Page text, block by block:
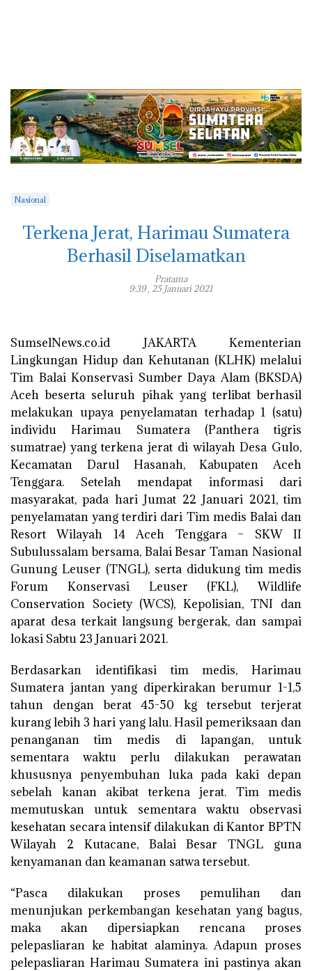
Nasional
Terkena Jerat, Harimau Sumatera
Berhasil Diselamatkan
Pratama
9:39 , 25 Januari 2021
SumselNews.co.id JAKARTA Kementerian
Lingkungan Hidup dan Kehutanan (KLHK) melalui
Tim Balai Konservasi Sumber Daya Alam (BKSDA)
Aceh beserta seluruh pihak yang terlibat berhasil
melakukan upaya penyelamatan terhadap 1 (satu)
individu Harimau Sumatera (Panthera tigris
sumatrae) yang terkena jerat di wilayah Desa Gulo,
Kecamatan Darul Hasanah, Kabupaten Aceh
Tenggara. Setelah mendapat informasi dari
masyarakat, pada hari Jumat 22 Januari 2021, tim
penyelamatan yang terdiri dari Tim medis Balai dan
Resort Wilayah 14 Aceh Tenggara – SKW II
Subulussalam bersama, Balai Besar Taman Nasional
Gunung Leuser (TNGL), serta didukung tim medis
Forum Konservasi Leuser (FKL), Wildlife
Conservation Society (WCS), Kepolisian, TNI dan
aparat desa terkait langsung bergerak, dan sampai
lokasi Sabtu 23 Januari 2021.
Berdasarkan identifikasi tim medis, Harimau
Sumatera jantan yang diperkirakan berumur 1-1,5
tahun dengan berat 45-50 kg tersebut terjerat
kurang lebih 3 hari yang lalu. Hasil pemeriksaan dan
penanganan tim medis di lapangan, untuk
sementara waktu perlu dilakukan perawatan
khususnya penyembuhan luka pada kaki depan
sebelah kanan akibat terkena jerat. Tim medis
memutuskan untuk sementara waktu observasi
kesehatan secara intensif dilakukan di Kantor BPTN
Wilayah 2 Kutacane, Balai Besar TNGL guna
kenyamanan dan keamanan satwa tersebut.
“Pasca dilakukan proses pemulihan dan
menunjukan perkembangan kesehatan yang bagus,
maka akan dipersiapkan rencana proses
pelepasliaran ke habitat alaminya. Adapun proses
pelepasliaran Harimau Sumatera ini pastinya akan